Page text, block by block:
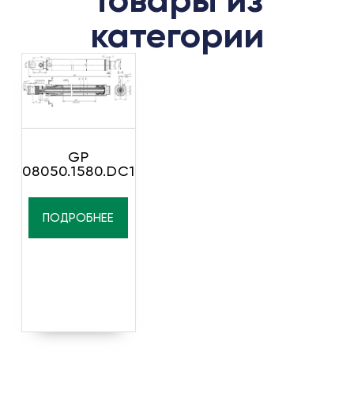
категории
GP
08050.1580.DC1
ПОДРОБНЕЕ